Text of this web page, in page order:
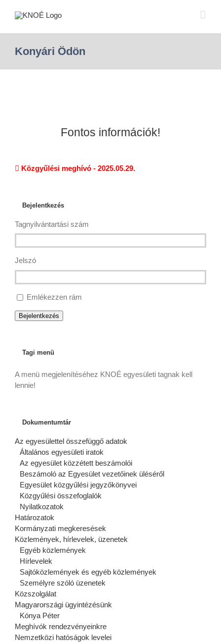
Konyári Ödön
Fontos információk!
Közgyűlési meghívó - 2025.05.29.
Bejelentkezés
Tagnyilvántartási szám
Jelszó
Emlékezzen rám
Bejelentkezés
Tagi menü
A menü megjelenítéséhez KNOÉ egyesületi tagnak kell
lennie!
Dokumentumtár
Az egyesülettel összefüggő adatok
Általános egyesületi iratok
Az egyesület közzétett beszámolói
Beszámoló az Egyesület vezetőinek üléséről
Egyesület közgyűlési jegyzőkönyvei
Közgyűlési összefoglalók
Nyilatkozatok
Határozatok
Kormányzati megkeresések
Közlemények, hírlevelek, üzenetek
Egyéb közlemények
Hírlevelek
Sajtóközlemények és egyéb közlemények
Személyre szóló üzenetek
Közszolgálat
Magyarországi ügyintézésünk
Kónya Péter
Meghívók rendezvényeinkre
Nemzetközi hatóságok levelei